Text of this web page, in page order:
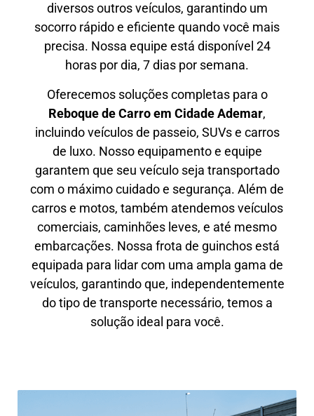
diversos outros veículos, garantindo um
socorro rápido e eficiente quando você mais
precisa. Nossa equipe está disponível 24
horas por dia, 7 dias por semana.
Oferecemos soluções completas para o
Reboque de Carro em Cidade Ademar,
incluindo veículos de passeio, SUVs e carros
de luxo. Nosso equipamento e equipe
garantem que seu veículo seja transportado
com o máximo cuidado e segurança. Além de
carros e motos, também atendemos veículos
comerciais, caminhões leves, e até mesmo
embarcações. Nossa frota de guinchos está
equipada para lidar com uma ampla gama de
veículos, garantindo que, independentemente
do tipo de transporte necessário, temos a
solução ideal para você.